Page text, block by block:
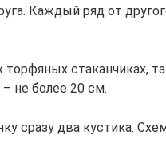
Каждый ряд от
стаканчиках,
– не более 20 см.
сразу два кустика.